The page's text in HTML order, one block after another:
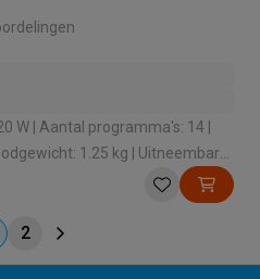
W | Aantal programma's: 14 |
1.25 kg | Uitneembare
Ja
2